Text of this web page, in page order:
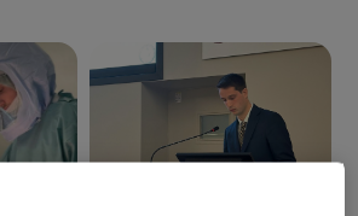
di 70 cum laude.
carica di Dirigente Medico nella
Protesica e Mininvasiva di Anca e
Humanitas di Rozzano